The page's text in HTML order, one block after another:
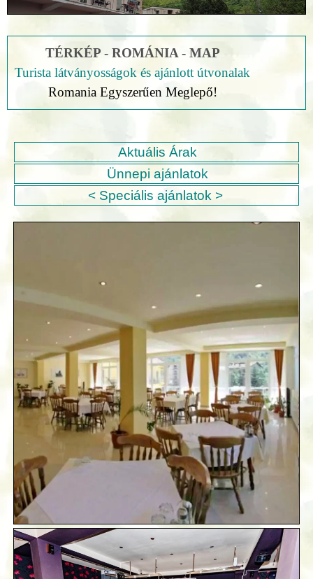
TÉRKÉP - ROMÁNIA - MAP
Turista látványosságok és ajánlott útvonalak
Romania Egyszerűen Meglepő!
Aktuális Árak
Ünnepi ajánlatok
< Speciális ajánlatok >